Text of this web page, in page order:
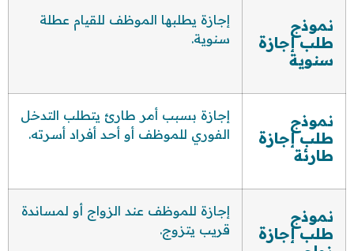
نموذج
طلب إجازة
سنوية
إجازة يطلبها الموظف للقيام عطلة
سنوية.
نموذج
طلب إجازة
طارئة
إجازة بسبب أمر طارئ يتطلب التدخل
الفوري للموظف أو أحد أفراد أسرته.
نموذج
طلب إجازة
إجازة للموظف عند الزواج أو لمساندة
قريب يتزوج.